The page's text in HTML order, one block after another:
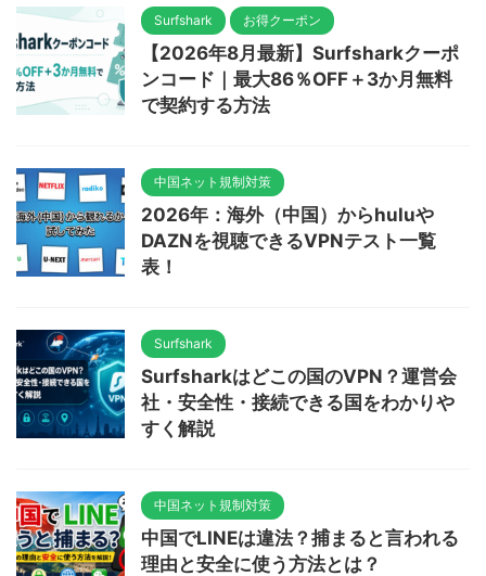
Surfshark お得クーポン
【2026年8月最新】Surfsharkクーポ
ンコード｜最大86％OFF＋3か月無料
で契約する方法
中国ネット規制対策
2026年：海外（中国）からhuluや
DAZNを視聴できるVPNテスト一覧
表！
Surfshark
Surfsharkはどこの国のVPN？運営会
社・安全性・接続できる国をわかりや
すく解説
中国ネット規制対策
中国でLINEは違法？捕まると言われる
理由と安全に使う方法とは？